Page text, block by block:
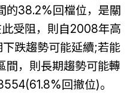
的38.2%回檔位，是關
受阻，則自2008年高
跌趨勢可能延續;若能
間，則長期趨勢可能轉
回撤位)。